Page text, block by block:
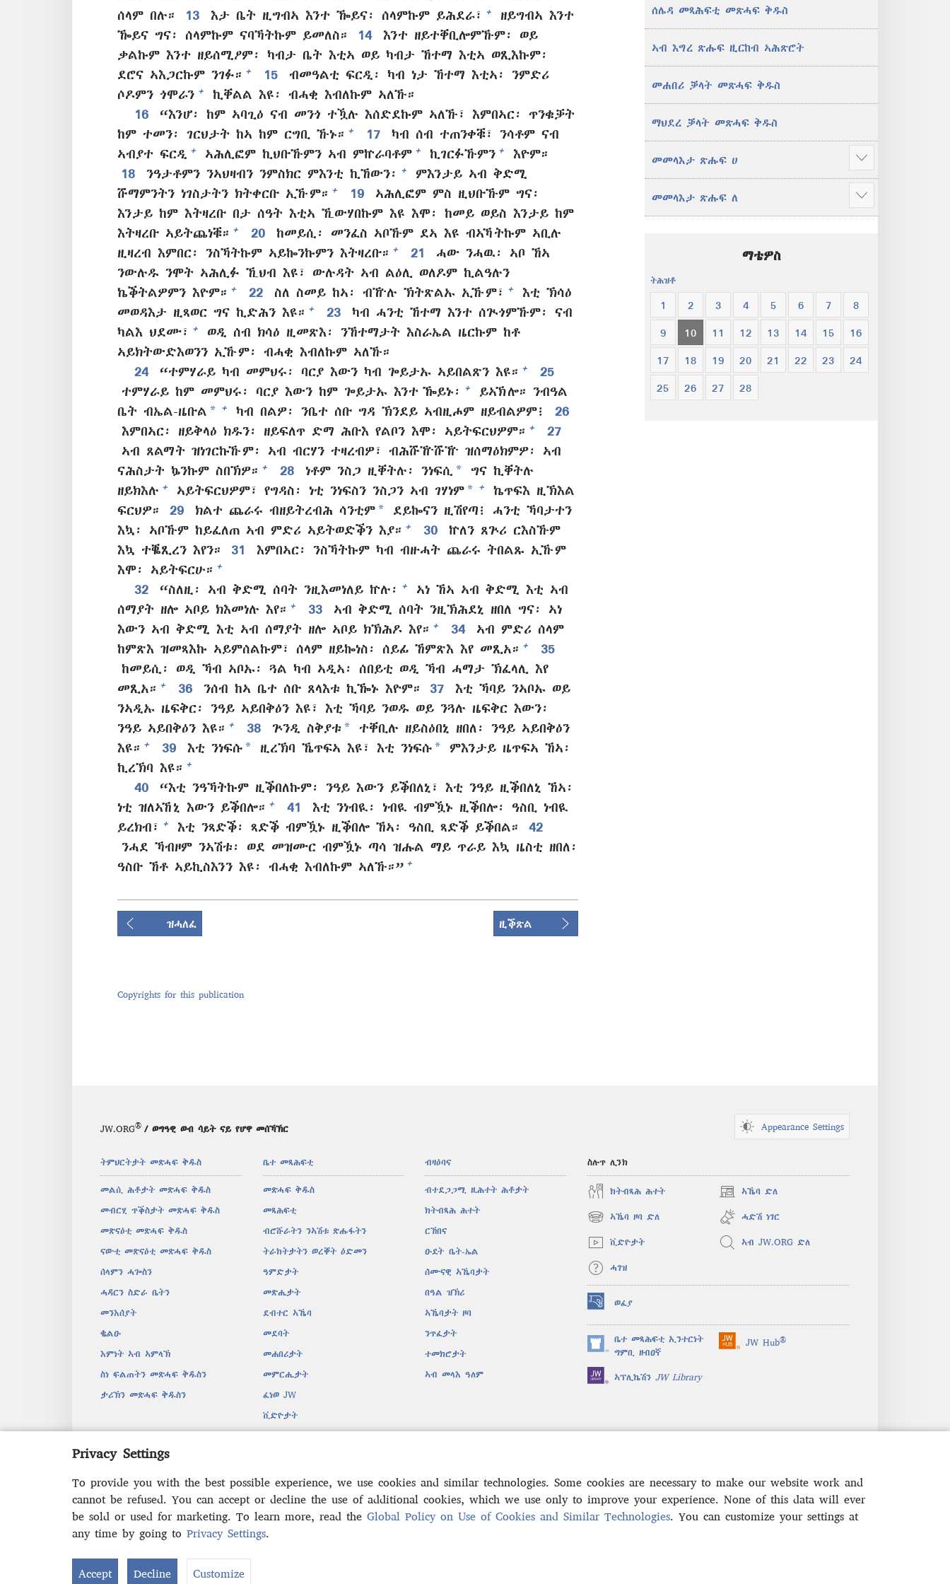
Privacy Settings
To provide you with the best possible experience, we use cookies and similar technologies. Some cookies are necessary to make our website work and
cannot be refused. You can accept or decline the use of additional cookies, which we use only to improve your experience. None of this data will ever
be sold or used for marketing. To learn more, read the Global Policy on Use of Cookies and Similar Technologies . You can customize your settings at
any time by going to Privacy Settings
Accept Decline Customize
ሰላም በሉ።
13 እታ ቤት ዚግብኣ እንተ ዀይና፡ ሰላምኩም ይሕደራ፣ +
ዘይግብኣ እንተ
ዀይና ግና፡ ሰላምኩም ናባኻትኩም ይመለስ።
14
እንተ ዘይተቐቢሎምኹም፡ ወይ
ቃልኩም እንተ ዘይሰሚዖም፡ ካብታ ቤት እቲኣ ወይ ካብታ ኸተማ እቲኣ ወጺእኩም፡
ደሮና ኣእጋርኩም ንገፉ። + 15
ብመዓልቲ ፍርዲ፡ ካብ ነታ ኸተማ እቲኣ፡ ንምድሪ
ሶዶምን ጎሞራን +
ኪቐልል እዩ፡ ብሓቂ እብለኩም ኣለኹ።
16
“እንሆ፡ ከም ኣባጊዕ ናብ መንጎ ተዃሉ እሰድደኩም ኣለኹ፣ እምበኣር፡ ጥንቁቓት
ከም ተመን፡ ገርህታት ከኣ ከም ርግቢ ኹኑ። + 17
ካብ ሰብ ተጠንቀቑ፣ ንሳቶም ናብ
ኣብያተ ፍርዲ
+ ኣሕሊፎም ኪህቡኹምን ኣብ ምኵራባቶም + ኪገርፉኹምን +
እዮም።
18
ንዓታቶምን ንኣህዛብን ንምስክር ምእንቲ ኪኸውን፡ +
ምእንታይ ኣብ ቅድሚ
ሹማምንትን ነገስታትን ክትቀርቡ ኢኹም። + 19
ኣሕሊፎም ምስ ዚህቡኹም ግና፡
እንታይ ከም እትዛረቡ በታ ሰዓት እቲኣ ኺውሃበኩም እዩ እሞ፡ ከመይ ወይስ እንታይ ከም
እትዛረቡ ኣይትጨነቑ። + 20
ከመይሲ፡ መንፈስ ኣቦኹም ደኣ እዩ ብኣኻትኩም ኣቢሉ
ዚዛረብ እምበር፡ ንስኻትኩም ኣይኰንኩምን እትዛረቡ። + 21
ሓው ንሓዉ፡ ኣቦ ኸኣ
ንውሉዱ ንሞት ኣሕሊፉ ኺህብ እዩ፣ ውሉዳት ኣብ ልዕሊ ወለዶም ኪልዓሉን
ኬቕትልዎምን እዮም። + 22 ስለ ስመይ ከኣ፡ ብዅሉ ኽትጽልኡ ኢኹም፣ +
እቲ ኽሳዕ
መወዳእታ ዚጻወር ግና ኪድሕን እዩ። + 23
ካብ ሓንቲ ኸተማ እንተ ሰጒጎምኹም፡ ናብ
ካልእ ህደሙ፣
+
ወዲ ሰብ ክሳዕ ዚመጽእ፡ ንኸተማታት እስራኤል ዜርኩም ከቶ
ኣይክትውድእወንን ኢኹም፡ ብሓቂ እብለኩም ኣለኹ።
24
“ተምሃራይ ካብ መምህሩ፡ ባርያ እውን ካብ ጐይታኡ ኣይበልጽን እዩ። +
25
ተምሃራይ ከም መምህሩ፡ ባርያ እውን ከም ጐይታኡ እንተ ዀይኑ፡
+
ይኣኽሎ። ንብዓል
ቤት ብኤል-ዜቡል * + ካብ በልዎ፡ ንቤተ ሰቡ ግዳ ኽንደይ ኣብዚሖም ዘይብልዎም፧
26
እምበኣር፡ ዘይቅላዕ ክዱን፡ ዘይፍለጥ ድማ ሕቡእ የልቦን እሞ፡ ኣይትፍርህዎም። +
27
ኣብ ጸልማት ዝነገርኩኹም፡ ኣብ ብርሃን ተዛረብዎ፣ ብሕሹዅሹዅ ዝሰማዕክምዎ፡ ኣብ
ናሕስታት ኴንኩም ስበኽዎ። + 28 ነቶም ንስጋ ዚቐትሉ፡ ንነፍሲ *
ግና ኪቐትሉ
ዘይክእሉ + ኣይትፍርህዎም፣ የግዳስ፡ ነቲ ንነፍስን ንስጋን ኣብ ገሃነም * +
ኬጥፍእ ዚኽእል
ፍርህዎ።
29 ክልተ ጨራሩ ብዘይትረብሕ ሳንቲም *
ደይኰናን ዚሽየጣ፧ ሓንቲ ኻባታተን
እኳ፡ ኣቦኹም ከይፈለጠ ኣብ ምድሪ ኣይትወድቕን እያ። + 30
ኵለን ጸጕሪ ርእስኹም
እኳ ተቘጺረን እየን።
31
እምበኣር፡ ንስኻትኩም ካብ ብዙሓት ጨራሩ ትበልጹ ኢኹም
እሞ፡ ኣይትፍርሁ። +
32 “ስለዚ፡ ኣብ ቅድሚ ሰባት ንዚእመነለይ ኵሉ፡ +
ኣነ ኸኣ ኣብ ቅድሚ እቲ ኣብ
ሰማያት ዘሎ ኣቦይ ክእመነሉ እየ። + 33
ኣብ ቅድሚ ሰባት ንዚኽሕደኒ ዘበለ ግና፡ ኣነ
እውን ኣብ ቅድሚ እቲ ኣብ ሰማያት ዘሎ ኣቦይ ክኽሕዶ እየ። + 34
ኣብ ምድሪ ሰላም
ከምጽእ ዝመጻእኩ ኣይምሰልኩም፣ ሰላም ዘይኰነስ፡ ሰይፊ ኸምጽእ እየ መጺአ። +
35
ከመይሲ፡ ወዲ ኻብ ኣቦኡ፡ ጓል ካብ ኣዲኣ፡ ሰበይቲ ወዲ ኻብ ሓማታ ኽፈላሊ እየ
መጺአ። + 36 ንሰብ ከኣ ቤተ ሰቡ ጸላእቱ ኪዀኑ እዮም። 37
እቲ ኻባይ ንኣቦኡ ወይ
ንኣዲኡ ዜፍቅር፡ ንዓይ ኣይበቅዕን እዩ፣ እቲ ኻባይ ንወዱ ወይ ንጓሉ ዜፍቅር እውን፡
ንዓይ ኣይበቅዕን እዩ። + 38 ጕንዲ ስቅያቱ *
ተቐቢሉ ዘይስዕበኒ ዘበለ፡ ንዓይ ኣይበቅዕን
እዩ። + 39 እቲ ንነፍሱ * ዚረኽባ ኼጥፍኣ እዩ፣ እቲ ንነፍሱ *
ምእንታይ ዜጥፍኣ ኸኣ፡
ኪረኽባ እዩ። +
40
“እቲ ንዓኻትኩም ዚቕበለኩም፡ ንዓይ እውን ይቕበለኒ፣ እቲ ንዓይ ዚቕበለኒ ኸኣ፡
ነቲ ዝለኣኸኒ እውን ይቕበሎ። + 41
እቲ ንነብዪ፡ ነብዪ ብምዃኑ ዚቕበሎ፡ ዓስቢ ነብዪ
ይረክብ፣
+ እቲ ንጻድቕ፡ ጻድቕ ብምዃኑ ዚቕበሎ ኸኣ፡ ዓስቢ ጻድቕ ይቕበል።
42
ንሓደ ኻብዞም ንኣሽቱ፡ ወደ መዝሙር ብምዃኑ ጣሳ ዝሑል ማይ ጥራይ እኳ ዜስቲ ዘበለ፡
ዓስቡ ኸቶ ኣይኪስእንን እዩ፡ ብሓቂ እብለኩም ኣለኹ።” +
ዝሓለፈ ዚቕጽል
Copyrights for this publication
ሰሌዳ መጻሕፍቲ መጽሓፍ ቅዱስ
ኣብ እግረ ጽሑፍ ዚርከብ ኣሕጽሮት
መሐበሪ ቓላት መጽሓፍ ቅዱስ
ማህደረ ቓላት መጽሓፍ ቅዱስ
መመላእታ ጽሑፍ ሀ
more
መመላእታ ጽሑፍ ለ
more
ማቴዎስ
ትሕዝቶ
1 2 3 4 5 6 7 8
9 10 11 12 13 14 15 16
17 18 19 20 21 22 23 24
25 26 27 28
JW.ORG® / ወግዓዊ ወብ ሳይት ናይ የሆዋ መሰኻኽር Appearance Settings
ትምህርትታት መጽሓፍ ቅዱስ
መልሲ ሕቶታት መጽሓፍ ቅዱስ
መብርሂ ጥቕስታት መጽሓፍ ቅዱስ
መጽናዕቲ መጽሓፍ ቅዱስ
ናውቲ መጽናዕቲ መጽሓፍ ቅዱስ
ሰላምን ሓጐስን
ሓዳርን ስድራ ቤትን
መንእሰያት
ቈልዑ
እምነት ኣብ ኣምላኽ
ስነ ፍልጠትን መጽሓፍ ቅዱስን
ታሪኽን መጽሓፍ ቅዱስን
ቤተ መጻሕፍቲ
መጽሓፍ ቅዱስ
መጻሕፍቲ
ብሮሹራትን ንኣሽቱ ጽሑፋትን
ትራክትታትን ወረቐት ዕድመን
ዓምድታት
መጽሔታት
ደብተር ኣኼባ
መደባት
መሐበሪታት
መምርሒታት
ፈነወ JW
ቪድዮታት
ድራማዊ ንባብ መጽሓፍ ቅዱስ
ብዛዕባና
ብተደጋጋሚ ዚሕተት ሕቶታት
ክትብጻሕ ሕተት
ርኸበና
ዑደት ቤት-ኤል
ሰሙናዊ ኣኼባታት
በዓል ዝኽሪ
ኣኼባታት ዞባ
ንጥፈታት
ተመክሮታት
ኣብ መላእ ዓለም
ስሉጥ ሊንክ
ክትብጻሕ ሕተት ኣኼባ ድለ
(opens
new
window)
ኣኼባ ዞባ ድለ
(opens
new
window)
ሓድሽ ነገር
ቪድዮታት ኣብ JW.ORG ድለ
ሓገዝ
ወፈያ
(opens
new
window)ቤተ መጻሕፍቲ ኢንተርነት
ግምቢ ዘብዐኛ
(opens
new
window)
JW Hub®
(opens
ኣፕሊኬሽን JW Library
Copyright© 2026 Watch Tower Bible and Tract Society of Pennsylvania.